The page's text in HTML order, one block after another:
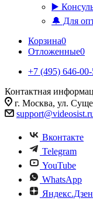
▶️
🔔 Для
Корзина0
Отложенные0
+7 (495) 646-
Контактная
г. Москва, ул.
Вконтакте
Telegram
YouTube
WhatsApp
Яндекс.Дзен